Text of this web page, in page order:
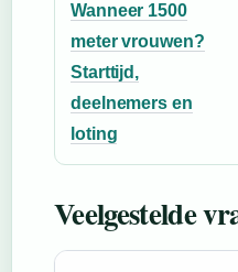
Wanneer 1500
meter vrouwen?
Starttijd,
deelnemers en
loting
Veelgestelde